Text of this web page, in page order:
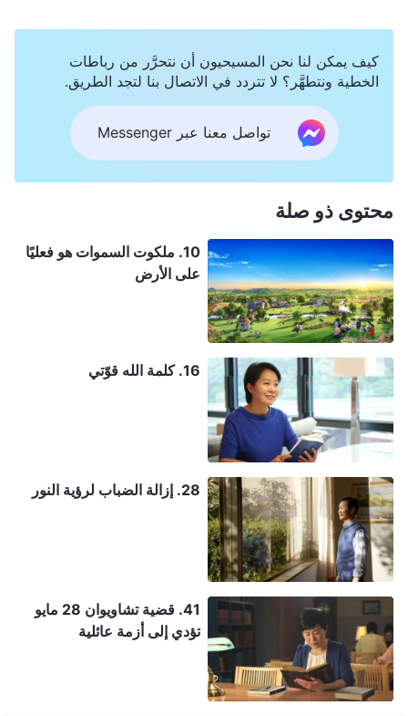
كيف يمكن لنا نحن المسيحيون أن نتحرَّر من رباطات
الخطية ونتطهَّر؟ لا تتردد في الاتصال بنا لتجد الطريق.
تواصل معنا عبر Messenger
محتوى ذو صلة
10. ملكوت السموات هو فعليًا
على الأرض
16. كلمة الله قوّتي
28. إزالة الضباب لرؤية النور
41. قضية تشاويوان 28 مايو
تؤدي إلى أزمة عائلية